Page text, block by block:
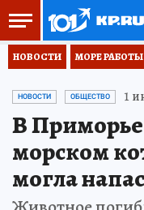
НОВОСТИ МОРЕ РАБОТЫ
НОВОСТИ ОБЩЕСТВО 1
В Приморье
морском
могла